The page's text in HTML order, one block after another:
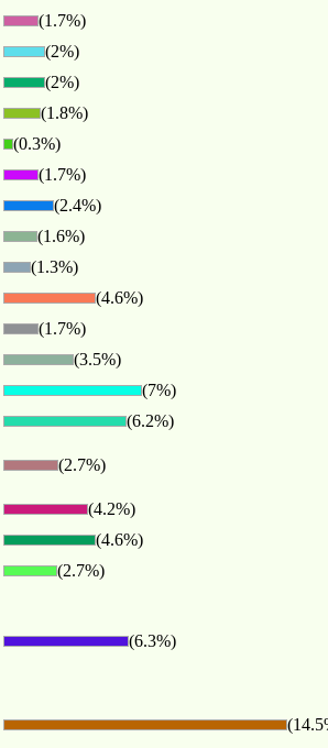
(1.7%)
(2%)
(2%)
(1.8%)
(0.3%)
(1.7%)
(2.4%)
(1.6%)
(1.3%)
(4.6%)
(1.7%)
(3.5%)
(7%)
(6.2%)
(2.7%)
(4.2%)
(4.6%)
(2.7%)
(6.3%)